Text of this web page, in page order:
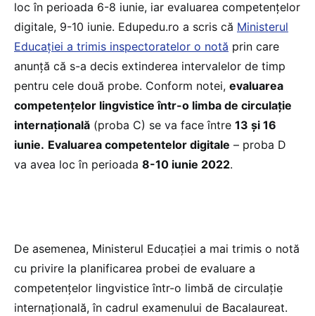
loc în perioada 6-8 iunie, iar evaluarea competențelor
digitale, 9-10 iunie. Edupedu.ro a scris că Ministerul
Educației a trimis inspectoratelor o notă prin care
anunță că s-a decis extinderea intervalelor de timp
pentru cele două probe. Conform notei, evaluarea
competențelor lingvistice într-o limba de circulație
internațională (proba C) se va face între 13 și 16
iunie. Evaluarea competentelor digitale – proba D
va avea loc în perioada 8-10 iunie 2022.
De asemenea, Ministerul Educației a mai trimis o notă
cu privire la planificarea probei de evaluare a
competențelor lingvistice într-o limbă de circulație
internațională, în cadrul examenului de Bacalaureat.